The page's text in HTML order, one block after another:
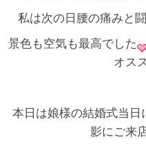
私は次の日腰の痛みと
景色も空気も最高でした
オス
本日は娘様の結婚式当
影にご来